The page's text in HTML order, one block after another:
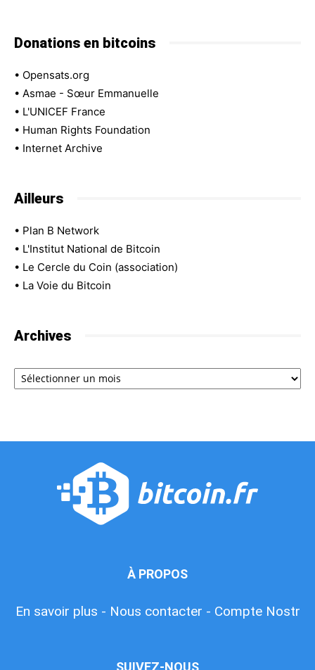
Donations en bitcoins
• Opensats.org
• Asmae - Sœur Emmanuelle
• L'UNICEF France
• Human Rights Foundation
• Internet Archive
Ailleurs
• Plan B Network
• L'Institut National de Bitcoin
• Le Cercle du Coin (association)
• La Voie du Bitcoin
Archives
Archives
À PROPOS
En savoir plus - Nous contacter - Compte Nostr
SUIVEZ-NOUS